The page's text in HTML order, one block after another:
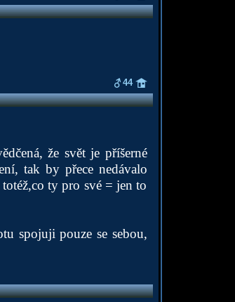
44
že svět je příšerné
tak by přece nedávalo
ty pro své = jen to
spojuji pouze se sebou,